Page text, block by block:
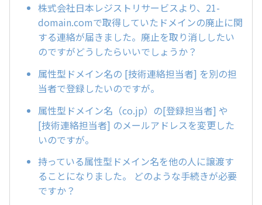
株式会社日本レジストリサービスより、21-
domain.comで取得していたドメインの廃止に関
する連絡が届きました。廃止を取り消ししたい
のですがどうしたらいいでしょうか？
属性型ドメイン名の [技術連絡担当者] を別の担
当者で登録したいのですが。
属性型ドメイン名（co.jp）の[登録担当者] や
[技術連絡担当者] のメールアドレスを変更した
いのですが。
持っている属性型ドメイン名を他の人に譲渡す
ることになりました。 どのような手続きが必要
ですか？